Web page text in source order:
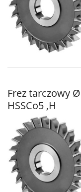
Frez tarczowy
HSSCo5 ,H